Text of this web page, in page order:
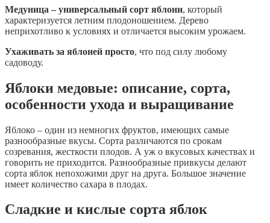
Медуница – универсальный сорт яблони, который
характеризуется летним плодоношением. Дерево
неприхотливо к условиях и отличается высоким урожаем.
Ухаживать за яблоней просто, что под силу любому
садоводу.
Яблоки медовые: описание, сорта,
особенности ухода и выращивание
Яблоко – один из немногих фруктов, имеющих самые
разнообразные вкусы. Сорта различаются по срокам
созревания, жесткости плодов. А уж о вкусовых качествах и
говорить не приходится. Разнообразные привкусы делают
сорта яблок непохожими друг на друга. Большое значение
имеет количество сахара в плодах.
Сладкие и кислые сорта яблок